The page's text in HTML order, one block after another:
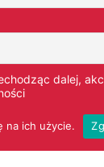
dalej,
na ich użycie.